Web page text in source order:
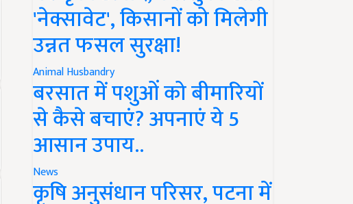
'नेक्सावेट', किसानों को मिलेगी
उन्नत फसल सुरक्षा!
Animal Husbandry
बरसात में पशुओं को बीमारियों
से कैसे बचाएं? अपनाएं ये 5
आसान उपाय..
News
कृषि अनुसंधान परिसर, पटना में